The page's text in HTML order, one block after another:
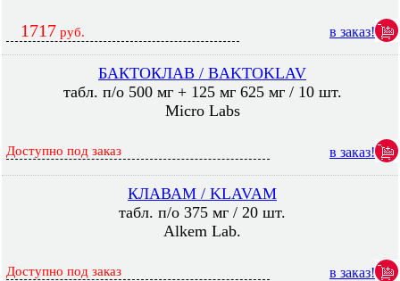
1717 руб. в заказ!
БАКТОКЛАВ / BAKTOKLAV
табл. п/о 500 мг + 125 мг 625 мг / 10 шт.
Micro Labs
Доступно под заказ в заказ!
КЛАВАМ / KLAVAM
табл. п/о 375 мг / 20 шт.
Alkem Lab.
Доступно под заказ в заказ!